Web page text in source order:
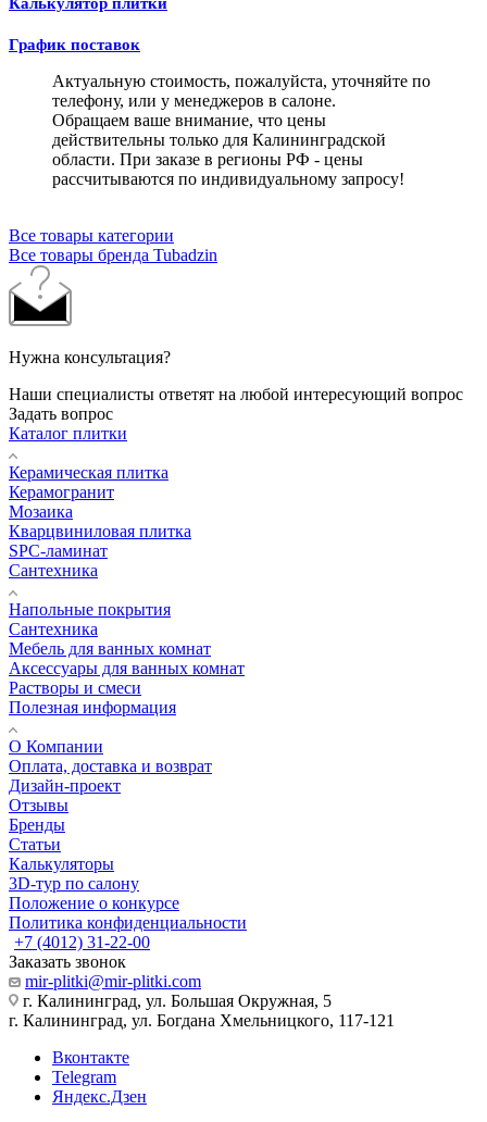
График поставок
Актуальную стоимость, пожалуйста, уточняйте по
телефону, или у менеджеров в салоне.
Обращаем ваше внимание, что цены
действительны только для Калининградской
области. При заказе в регионы РФ - цены
рассчитываются по индивидуальному запросу!
Все товары категории
Все товары бренда Tubadzin
Нужна консультация?
Наши специалисты ответят на любой интересующий вопрос
Задать вопрос
Каталог плитки
Керамическая плитка
Керамогранит
Мозаика
Кварцвиниловая плитка
SPC-ламинат
Сантехника
Напольные покрытия
Сантехника
Мебель для ванных комнат
Аксессуары для ванных комнат
Растворы и смеси
Полезная информация
О Компании
Оплата, доставка и возврат
Дизайн-проект
Отзывы
Бренды
Статьи
Калькуляторы
3D-тур по салону
Положение о конкурсе
Политика конфиденциальности
+7 (4012) 31-22-00
Заказать звонок
mir-plitki@mir-plitki.com
г. Калининград, ул. Большая Окружная, 5
г. Калининград, ул. Богдана Хмельницкого, 117-121
Вконтакте
Telegram
Яндекс.Дзен